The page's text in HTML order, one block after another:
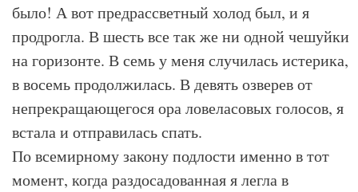
было! А вот предрассветный холод был, и я
продрогла. В шесть все так же ни одной чешуйки
на горизонте. В семь у меня случилась истерика,
в восемь продолжилась. В девять озверев от
непрекращающегося ора ловеласовых голосов, я
встала и отправилась спать.
По всемирному закону подлости именно в тот
момент, когда раздосадованная я легла в